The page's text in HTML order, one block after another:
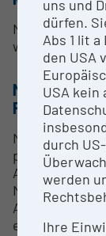
Nachweis und
weiterer
METHODEN &
Mit dem
uns und
dürfen.
Abs 1 lit a
den USA
USA kein
durch
werden
Ihre